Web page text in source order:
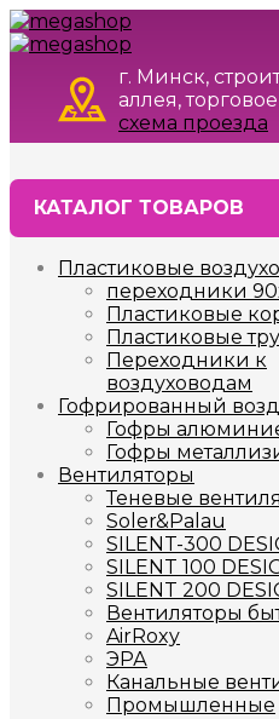
г. Минск,
аллея,
схема проезда
КАТАЛОГ ТОВАРОВ
Пластиковые
переходники
Пластиковые
Пластиковые
Переходники к
воздуховодам
Гофрированный
Гофры
Гофры
Вентиляторы
Теневые
Soler&Palau
SILENT-300
SILENT 100
SILENT 200
Вентиляторы
AirRoxy
ЭРА
Канальные
Промышленные